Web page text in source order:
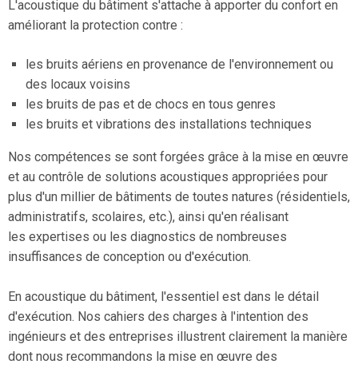
L'acoustique du bâtiment s'attache à apporter du confort en
améliorant la protection contre :
les bruits aériens en provenance de l'environnement ou
des locaux voisins
les bruits de pas et de chocs en tous genres
les bruits et vibrations des installations techniques
Nos compétences se sont forgées grâce à la mise en œuvre
et au contrôle de solutions acoustiques appropriées pour
plus d'un millier de bâtiments de toutes natures (résidentiels,
administratifs, scolaires, etc.), ainsi qu'en réalisant
les expertises ou les diagnostics de nombreuses
insuffisances de conception ou d'exécution.
En acoustique du bâtiment, l'essentiel est dans le détail
d'exécution. Nos cahiers des charges à l'intention des
ingénieurs et des entreprises illustrent clairement la manière
dont nous recommandons la mise en œuvre des